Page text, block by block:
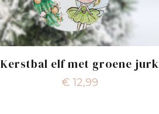
Kerstbal elf met groene jurk
€ 12,99